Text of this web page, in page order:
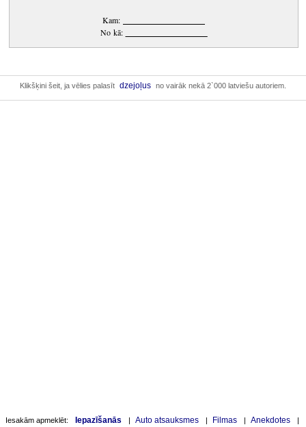
Kam:
No kā:
Klikšķini šeit, ja vēlies palasīt dzejoļus no vairāk nekā 2`000 latviešu autoriem.
Iesakām apmeklēt: Iepazīšanās | Auto atsauksmes | Filmas | Anekdotes |